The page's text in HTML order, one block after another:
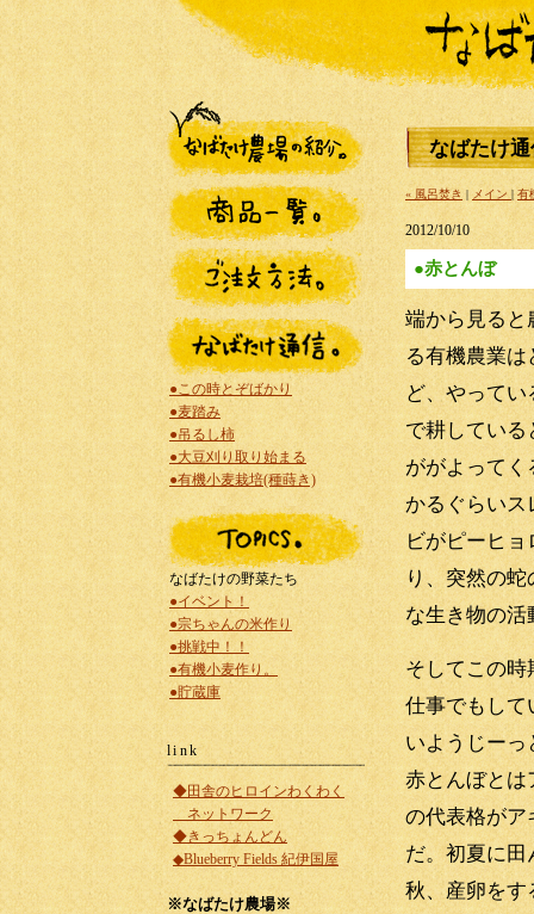
なばたけ
« 風呂焚き | メイン |有
2012/10/10
●赤とんぼ
端から見ると
る有機農業
ど、やって
で耕してい
ががよって
かるぐらい
ビがピーヒ
り、突然の
な生き物の
そしてこの
仕事でもして
いようじー
赤とんぼとは
の代表格がア
だ。初夏に
秋、産卵をす
●この時とぞばかり
●麦踏み
●吊るし柿
●大豆刈り取り始まる
●有機小麦栽培(種蒔き)
なばたけの野菜たち
●イベント！
●宗ちゃんの米作り
●挑戦中！！
●有機小麦作り。
●貯蔵庫
link
◆田舎のヒロインわくわく
ネットワーク
◆きっちょんどん
◆Blueberry Fields 紀伊国屋
※なばたけ農場※